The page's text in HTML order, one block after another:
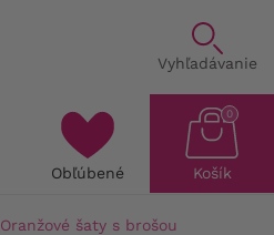
Vyhľadávanie
Obľúbené Košík
0
Oranžové šaty s brošou